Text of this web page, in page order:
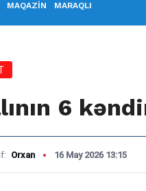
MAQAZİN MARAQLI
6
Orxan 16 May 2026 13:15